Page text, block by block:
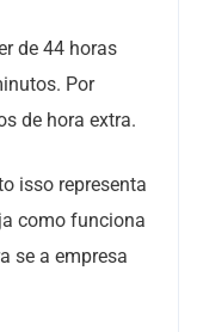
de 44 horas
Por
de hora extra.
isso representa
como funciona
se a empresa